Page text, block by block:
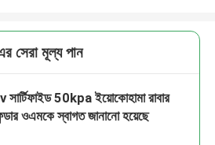
সেরা মূল্য পান
সার্টিফাইড 50kpa ইয়োকোহামা রাবার
ওএমকে স্বাগত জানানো হয়েছে